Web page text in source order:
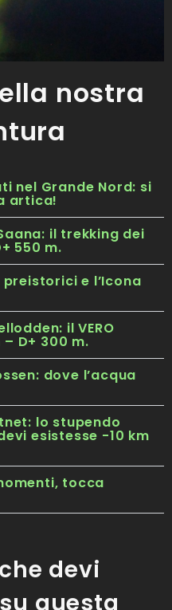
nostra
nel Grande Nord: si
artica!
il trekking dei
550 m.
e l’Icona
il VERO
– D+ 300 m.
dove l’acqua
lo stupendo
esistesse -10 km
tocca
devi
questa